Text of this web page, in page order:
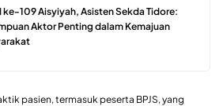
ke-109 Aisyiyah, Asisten Sekda Tidore:
Aktor Penting dalam Kemajuan
pasien, termasuk peserta BPJS, yang